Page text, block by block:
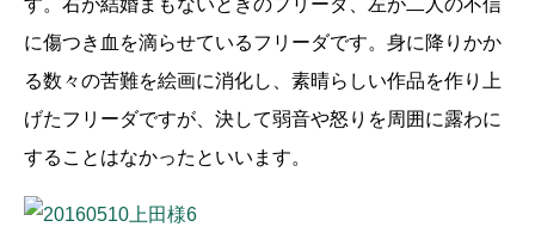
に傷つき血を滴らせているフリーダです。身に降りかか
る数々の苦難を絵画に消化し、素晴らしい作品を作り上
げたフリーダですが、決して弱音や怒りを周囲に露わに
することはなかったといいます。